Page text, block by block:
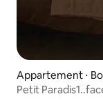
Appartement ⋅
Petit